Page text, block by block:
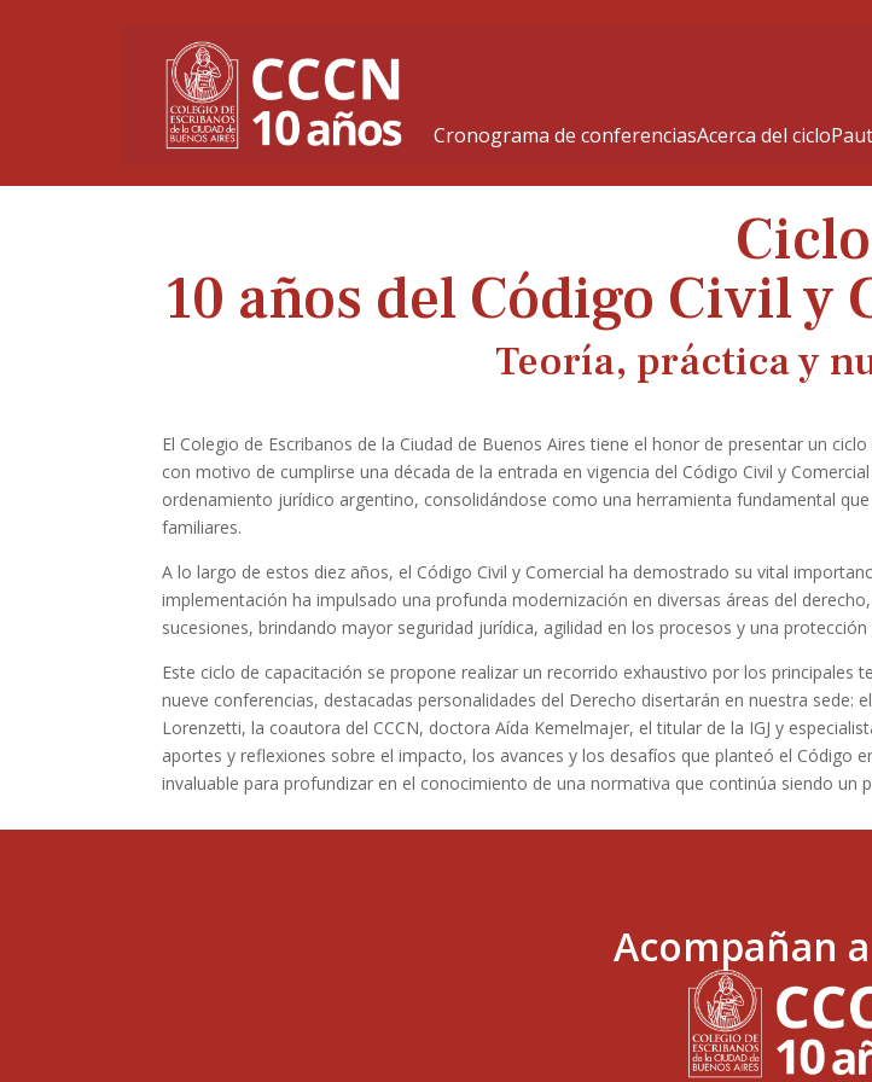
Cronograma de conferenciasAcerca del ciclo
10 años del Código Civil y
Teoría, práctica y
El Colegio de Escribanos de la Ciudad de Buenos Aires tiene el honor de presentar un
con motivo de cumplirse una década de la entrada en vigencia del Código Civil y
ordenamiento jurídico argentino, consolidándose como una herramienta fundamental
familiares.
A lo largo de estos diez años, el Código Civil y Comercial ha demostrado su vital
implementación ha impulsado una profunda modernización en diversas áreas del
sucesiones, brindando mayor seguridad jurídica, agilidad en los procesos y una
Este ciclo de capacitación se propone realizar un recorrido exhaustivo por los
nueve conferencias, destacadas personalidades del Derecho disertarán en nuestra sede:
Lorenzetti, la coautora del CCCN, doctora Aída Kemelmajer, el titular de la IGJ y
aportes y reflexiones sobre el impacto, los avances y los desafíos que planteó el Código
invaluable para profundizar en el conocimiento de una normativa que continúa siendo un
Acompañan